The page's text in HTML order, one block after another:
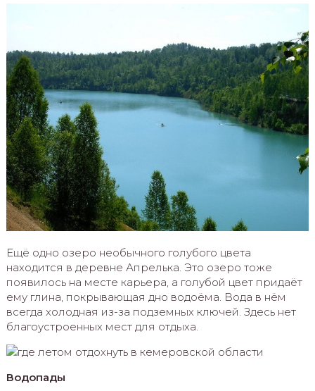
Ещё одно озеро необычного голубого цвета
находится в деревне Апрелька. Это озеро тоже
появилось на месте карьера, а голубой цвет придаёт
ему глина, покрывающая дно водоёма. Вода в нём
всегда холодная из-за подземных ключей. Здесь нет
благоустроенных мест для отдыха.
Водопады